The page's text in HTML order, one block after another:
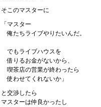
そこのマスターに
「マスター
俺たちライブやりたいんだ。
でもライブハウスを
借りるお金がないから、
喫茶店の営業が終わったら
使わせてくれないか」
と交渉したら
マスターは仲良かったし